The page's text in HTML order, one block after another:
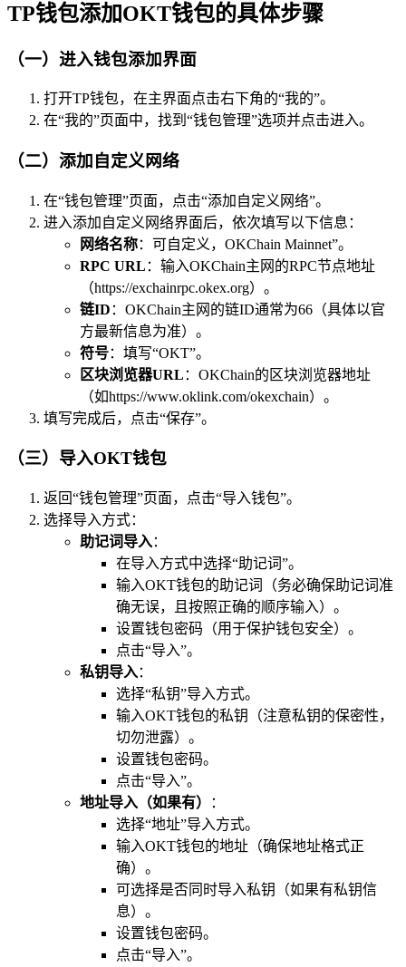
TP钱包添加OKT钱包的具体步骤
（一）进入钱包添加界面
打开TP钱包，在主界面点击右下角的“我的”。
在“我的”页面中，找到“钱包管理”选项并点击进入。
（二）添加自定义网络
在“钱包管理”页面，点击“添加自定义网络”。
进入添加自定义网络界面后，依次填写以下信息：
网络名称：可自定义，OKChain Mainnet”。
RPC URL ：输入OKChain主网的RPC节点地址
（https://exchainrpc.okex.org）。
链ID ：OKChain主网的链ID通常为66（具体以官
方最新信息为准）。
符号：填写“OKT”。
区块浏览器URL ：OKChain的区块浏览器地址
（如https://www.oklink.com/okexchain）。
填写完成后，点击“保存”。
（三）导入OKT钱包
返回“钱包管理”页面，点击“导入钱包”。
选择导入方式：
助记词导入：
在导入方式中选择“助记词”。
输入OKT钱包的助记词（务必确保助记词准
确无误，且按照正确的顺序输入）。
设置钱包密码（用于保护钱包安全）。
点击“导入”。
私钥导入：
选择“私钥”导入方式。
输入OKT钱包的私钥（注意私钥的保密性，
切勿泄露）。
设置钱包密码。
点击“导入”。
地址导入（如果有）
：
选择“地址”导入方式。
输入OKT钱包的地址（确保地址格式正
确）。
可选择是否同时导入私钥（如果有私钥信
息）。
设置钱包密码。
点击“导入”。